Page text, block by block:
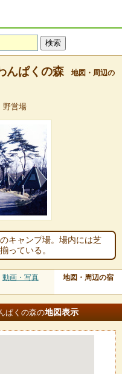
んぱくの森
地図・周辺の
野営場
キャンプ場。場内には芝
っている。
動画・写真 地図・周辺の宿
ぱくの森の地図表示